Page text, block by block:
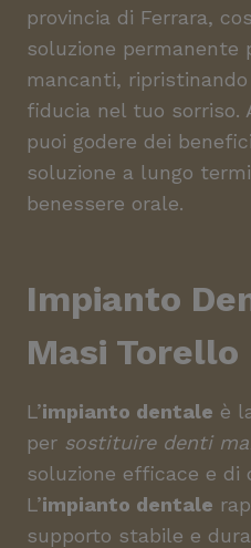
provincia di Ferrara,
soluzione permanente
mancanti,
fiducia nel tuo sorriso.
puoi godere dei
soluzione a lungo
benessere orale.
Impianto
Masi Torello
L’impianto dentale è
per sostituire denti
soluzione efficace e di
L’impianto dentale
supporto stabile e